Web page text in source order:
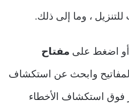
، وما إلى ذلك.
أو اضغط على مفتاح
وابحث عن استكشاف
فوق استكشاف الأخطاء